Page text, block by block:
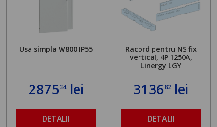
Usa simpla W800 IP55
287534lei
DETALII
Racord pentru NS fix
vertical, 4P 1250A,
Linergy LGY
313682 lei
DETALII